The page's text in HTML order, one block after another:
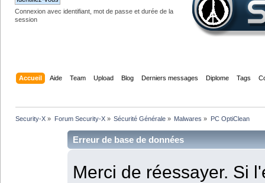
Connexion avec identifiant, mot de passe et durée de la
session
Accueil Aide Team Upload Blog Derniers messages Diplome Tags
Security-X » Forum Security-X» Sécurité Générale» Malwares » PC OptiClean
Erreur de base de données
Merci de réessayer. Si